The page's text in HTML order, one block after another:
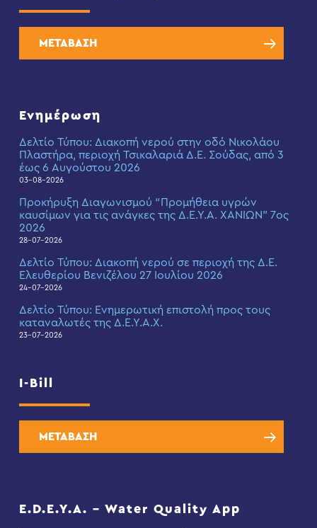
ΜΕΤΑΒΑΣΗ
Ενημέρωση
Δελτίο Τύπου: Διακοπή νερού στην οδό Νικολάου
Πλαστήρα, περιοχή Τσικαλαριά Δ.Ε. Σούδας, από 3
έως 6 Αυγούστου 2026
03-08-2026
Προκήρυξη Διαγωνισμού “Προμήθεια υγρών
καυσίμων για τις ανάγκες της Δ.Ε.Υ.Α. ΧΑΝΙΩΝ” 7ος
2026
28-07-2026
Δελτίο Τύπου: Διακοπή νερού σε περιοχή της Δ.Ε.
Ελευθερίου Βενιζέλου 27 Ιουλίου 2026
24-07-2026
Δελτίο Τύπου: Eνημερωτική επιστολή προς τους
καταναλωτές της Δ.Ε.Υ.Α.Χ.
23-07-2026
I-Bill
ΜΕΤΑΒΑΣΗ
E.D.E.Y.A. – Water Quality App